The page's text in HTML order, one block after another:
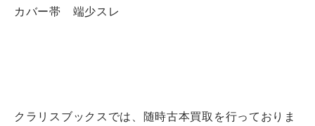
カバー帯 端少スレ
クラリスブックスでは、随時古本買取を行っておりま